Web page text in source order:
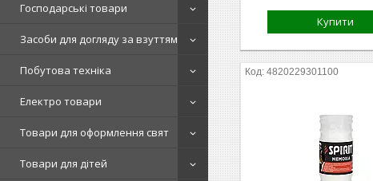
Господарські товари
Засоби для догляду за взуттям
Побутова техніка
Електро товари
Товари для оформлення свят
Товари для дітей
Купити
4820229301100